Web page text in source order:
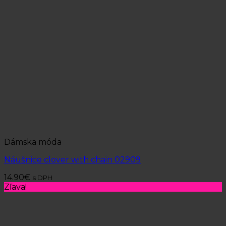
Dámska móda
Náušnice clover with chain 02909
14.90€ s DPH
Zľava!